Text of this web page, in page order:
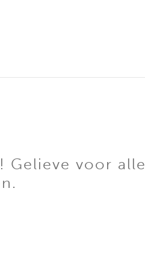
Gelieve voor alle